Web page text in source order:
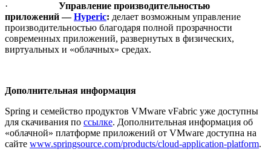
· Управление производительностью
приложений —Hyperic: делает возможным управление
производительностью благодаря полной прозрачности
современных приложений, развернутых в физических,
виртуальных и «облачных» средах.
Дополнительная информация
Spring и семейство продуктов VMware vFabric уже доступны
для скачивания по ссылке. Дополнительная информация об
«облачной» платформе приложений от VMware доступна на
сайте www.springsource.com/products/cloud-application-platform.